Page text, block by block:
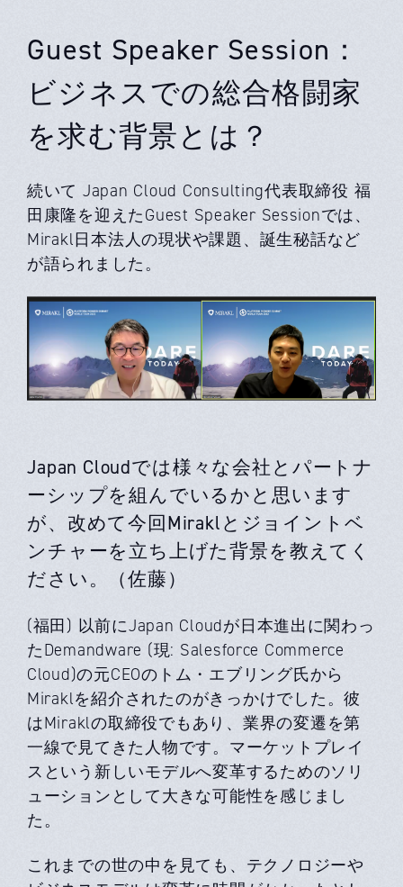
Guest Speaker Session：
ビジネスでの総合格闘家
を求む背景とは？
続いて Japan Cloud Consulting代表取締役 福
田康隆を迎えたGuest Speaker Sessionでは、
Mirakl日本法人の現状や課題、誕生秘話など
が語られました。
Japan Cloudでは様々な会社とパートナ
ーシップを組んでいるかと思います
が、改めて今回Miraklとジョイントベ
ンチャーを立ち上げた背景を教えてく
ださい。（佐藤）
(福田) 以前にJapan Cloudが日本進出に関わっ
たDemandware (現: Salesforce Commerce
Cloud)の元CEOのトム・エブリング氏から
Miraklを紹介されたのがきっかけでした。彼
はMiraklの取締役でもあり、業界の変遷を第
一線で見てきた人物です。マーケットプレイ
スという新しいモデルへ変革するためのソリ
ューションとして大きな可能性を感じまし
た。
これまでの世の中を見ても、テクノロジーや